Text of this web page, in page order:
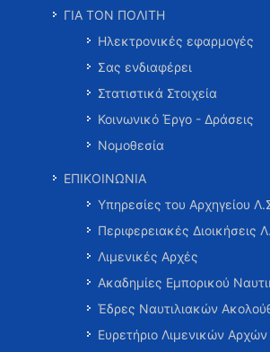
ΓΙΑ ΤΟΝ ΠΟΛΙΤΗ
Ηλεκτρονικές εφαρμογές
Σας ενδιαφέρει
Στατιστικά Στοιχεία
Κοινωνικό Έργο - Δράσεις
Νομοθεσία
ΕΠΙΚΟΙΝΩΝΙΑ
Υπηρεσίες του Αρχηγείου
Περιφερειακές Διοικήσεις
Λιμενικές Αρχές
Ακαδημίες Εμπορικού
Έδρες Ναυτιλιακών
Ευρετήριο Λιμενικών Αρχών